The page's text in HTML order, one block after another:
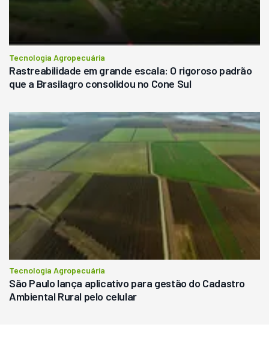
Tecnologia Agropecuária
Rastreabilidade em grande escala: O rigoroso padrão
que a Brasilagro consolidou no Cone Sul
Tecnologia Agropecuária
São Paulo lança aplicativo para gestão do Cadastro
Ambiental Rural pelo celular